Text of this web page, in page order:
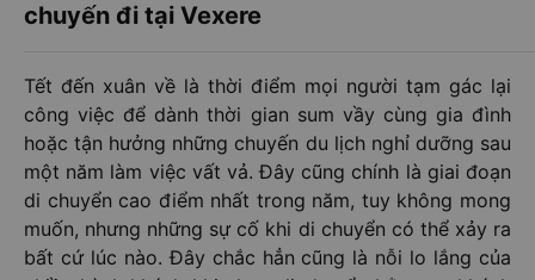
chuyến đi tại Vexere
Tết đến xuân về là thời điểm mọi người tạm gác lại
công việc để dành thời gian sum vầy cùng gia đình
hoặc tận hưởng những chuyến du lịch nghỉ dưỡng sau
một năm làm việc vất vả. Đây cũng chính là giai đoạn
di chuyển cao điểm nhất trong năm, tuy không mong
muốn, nhưng những sự cố khi di chuyển có thể xảy ra
bất cứ lúc nào. Đây chắc hẳn cũng là nỗi lo lắng của